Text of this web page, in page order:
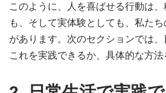
このように、人を喜ばせる行動は
も、そして実体験としても、私た
があります。次のセクションでは
これを実践できるか、具体的な方法